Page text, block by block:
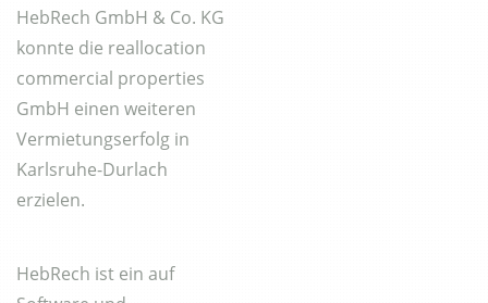
HebRech GmbH & Co. KG
konnte die reallocation
commercial properties
GmbH einen weiteren
Vermietungserfolg in
Karlsruhe-Durlach
erzielen.
HebRech ist ein auf